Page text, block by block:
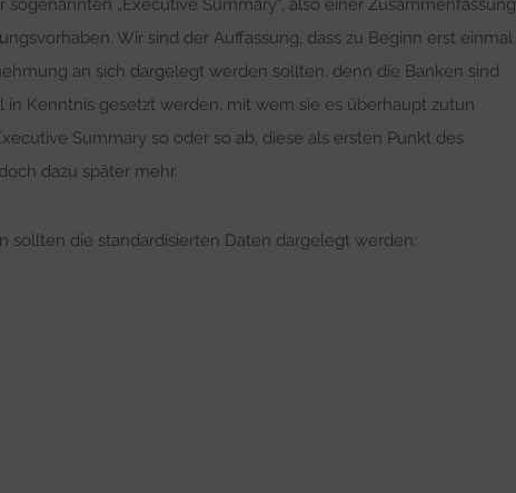
„Executive Summary“, also einer Zusammenfassung
Wir sind der Auffassung, dass zu Beginn erst einmal
an sich dargelegt werden sollten, denn die Banken sind
in Kenntnis gesetzt werden, mit wem sie es überhaupt zutun
Summary so oder so ab, diese als ersten Punkt des
dazu später mehr.
sollten die standardisierten Daten dargelegt werden: